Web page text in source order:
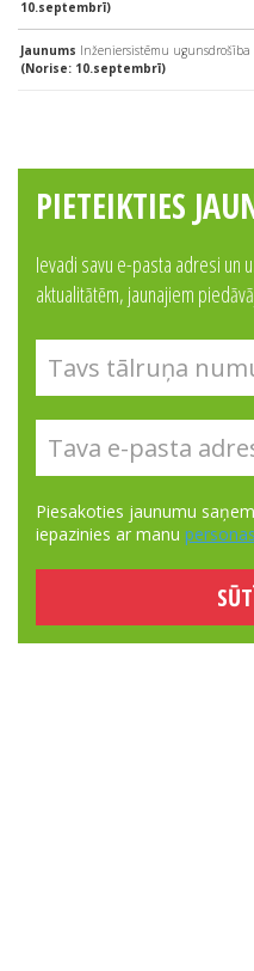
10.septembrī)
Jaunums Inženiersistēmu
(Norise: 10.septembrī)
PIETEIKTIES
Ievadi savu e-pasta adresi un
aktualitātēm, jaunajiem
Piesakoties jaunumu
iepazinies ar manu